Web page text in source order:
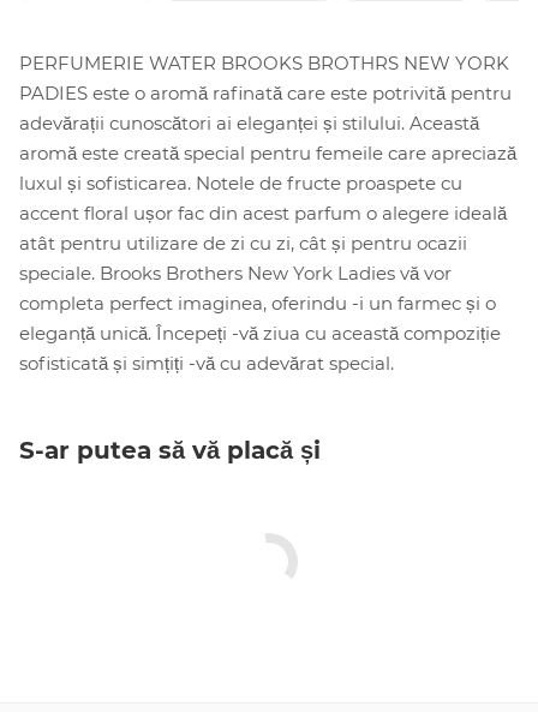
PERFUMERIE WATER BROOKS BROTHRS NEW YORK
PADIES este o aromă rafinată care este potrivită pentru
adevărații cunoscători ai eleganței și stilului. Această
aromă este creată special pentru femeile care apreciază
luxul și sofisticarea. Notele de fructe proaspete cu
accent floral ușor fac din acest parfum o alegere ideală
atât pentru utilizare de zi cu zi, cât și pentru ocazii
speciale. Brooks Brothers New York Ladies vă vor
completa perfect imaginea, oferindu -i un farmec și o
eleganță unică. Începeți -vă ziua cu această compoziție
sofisticată și simțiți -vă cu adevărat special.
S-ar putea să vă placă și